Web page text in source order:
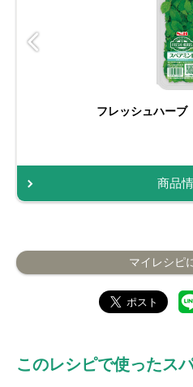
フレッシュハー
商品
マイレシピ
このレシピで使ったス